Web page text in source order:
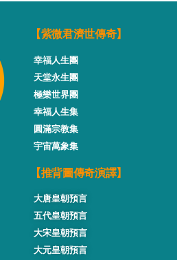
【紫微君濟世傳奇】
幸福人生團
天堂永生團
極樂世界團
幸福人生集
圓滿宗教集
宇宙萬象集
【推背圖傳奇演譯】
大唐皇朝預言
五代皇朝預言
大宋皇朝預言
大元皇朝預言